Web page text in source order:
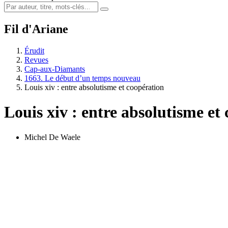
Fil d'Ariane
Érudit
Revues
Cap-aux-Diamants
1663. Le début d’un temps nouveau
Louis xiv : entre absolutisme et coopération
Louis xiv : entre absolutisme et
Michel De Waele